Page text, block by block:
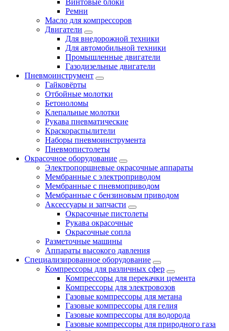
Ремни
Масло для компрессоров
Двигатели
Для внедорожной техники
Для автомобильной техники
Промышленные двигатели
Газодизельные двигатели
Пневмоинструмент
Гайковёрты
Отбойные молотки
Бетоноломы
Клепальные молотки
Рукава пневматические
Краскораспылители
Наборы пневмоинструмента
Пневмопистолеты
Окрасочное оборудование
Электропоршневые окрасочные аппараты
Мембранные с электроприводом
Мембранные с пневмоприводом
Мембранные с бензиновым приводом
Аксессуары и запчасти
Окрасочные пистолеты
Рукава окрасочные
Окрасочные сопла
Разметочные машины
Аппараты высокого давления
Специализированное оборудование
Компрессоры для различных сфер
Компрессоры для перекачки цемента
Компрессоры для электровозов
Газовые компрессоры для метана
Газовые компрессоры для гелия
Газовые компрессоры для водорода
Газовые компрессоры для природного газа